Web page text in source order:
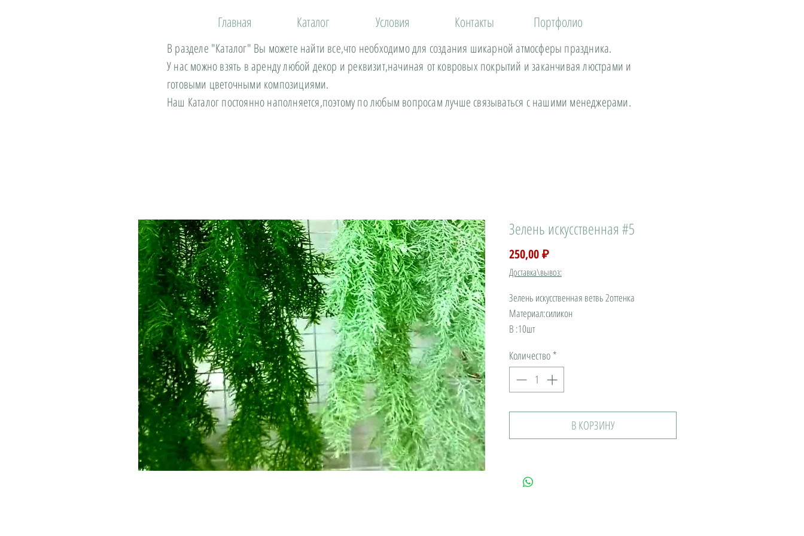
Главная Каталог Условия Контакты Портфолио
В разделе "Каталог" Вы можете найти все,что необходимо для создания шикарной атмосферы праздника.
У нас можно взять в аренду любой декор и реквизит,начиная от ковровых покрытий и заканчивая люстрами и
готовыми цветочными композициями.
Наш Каталог постоянно наполняется,поэтому по любым вопросам лучше связываться с нашими менеджерами.
Зелень искусственная #5
250,00 ₽Цена
Доставка\вывоз:
Зелень искусственная ветвь 2оттенка
Материал:силикон
В :10шт
Количество *
В КОРЗИНУ